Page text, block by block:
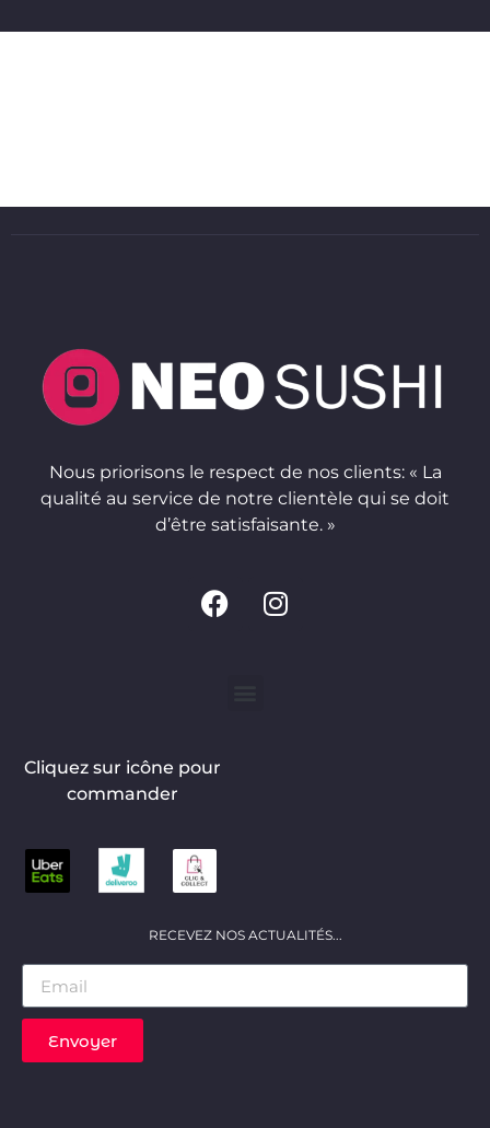
Nous priorisons le respect de nos clients: « La
qualité au service de notre clientèle qui se doit
d’être satisfaisante. »
Cliquez sur icône pour
commander
RECEVEZ NOS ACTUALITÉS...
Envoyer